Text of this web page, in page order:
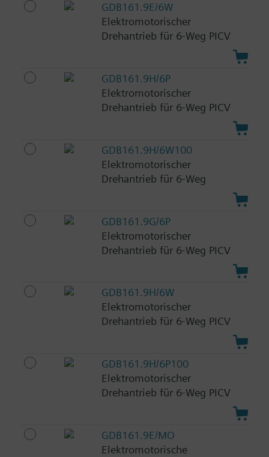
GDB161.9E/6W
Elektromotorischer
Drehantrieb für 6-Weg PICV
GDB161.9H/6P
Elektromotorischer
Drehantrieb für 6-Weg PICV
GDB161.9H/6W100
Elektromotorischer
Drehantrieb für 6-Weg
GDB161.9G/6P
Elektromotorischer
Drehantrieb für 6-Weg PICV
GDB161.9H/6W
Elektromotorischer
Drehantrieb für 6-Weg PICV
GDB161.9H/6P100
Elektromotorischer
Drehantrieb für 6-Weg PICV
GDB161.9E/MO
Elektromotorische